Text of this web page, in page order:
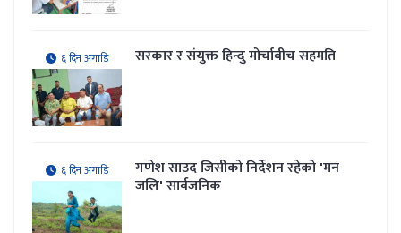
६ दिन अगाडि सरकार र संयुक्त हिन्दु मोर्चाबीच सहमति
६ दिन अगाडि गणेश साउद जिसीको निर्देशन रहेकाे 'मन
जलि' सार्वजनिक